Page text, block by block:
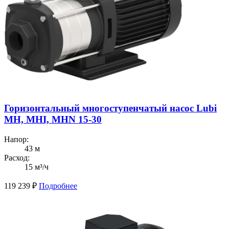
Горизонтальный многоступенчатый насос Lubi
MH, MHI, MHN 15-30
Напор:
43 м
Расход:
15 м³/ч
119 239 ₽ Подробнее